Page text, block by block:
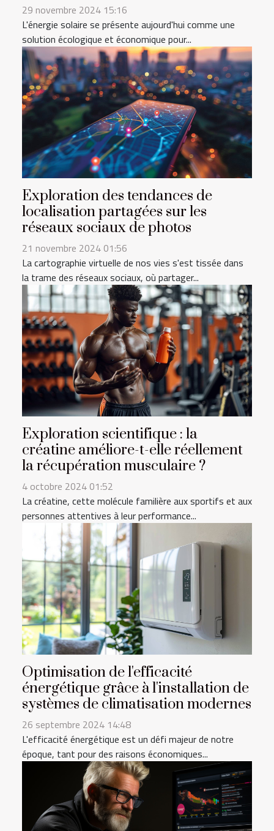
29 novembre 2024 15:16
L'énergie solaire se présente aujourd'hui comme une
solution écologique et économique pour...
Exploration des tendances de
localisation partagées sur les
réseaux sociaux de photos
21 novembre 2024 01:56
La cartographie virtuelle de nos vies s'est tissée dans
la trame des réseaux sociaux, où partager...
Exploration scientifique : la
créatine améliore-t-elle réellement
la récupération musculaire ?
4 octobre 2024 01:52
La créatine, cette molécule familière aux sportifs et aux
personnes attentives à leur performance...
Optimisation de l'efficacité
énergétique grâce à l'installation de
systèmes de climatisation modernes
26 septembre 2024 14:48
L'efficacité énergétique est un défi majeur de notre
époque, tant pour des raisons économiques...